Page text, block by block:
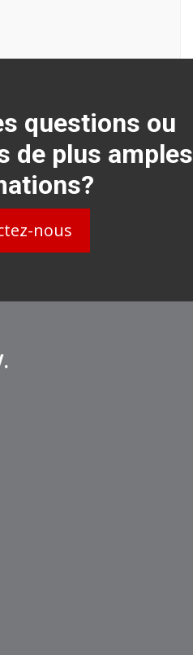
questions ou
de plus amples
nous